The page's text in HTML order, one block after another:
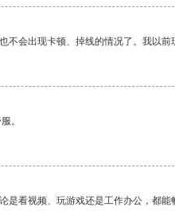
不会出现卡顿、掉线的情况了。我以
。
看视频、玩游戏还是工作办公，都能